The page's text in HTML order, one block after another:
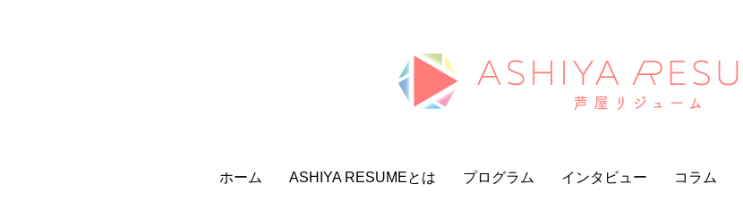
ホーム ASHIYA RESUMEとは プログラム インタビュー コラム